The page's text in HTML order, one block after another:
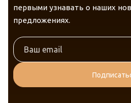
первыми узнавать о наших
предложениях.